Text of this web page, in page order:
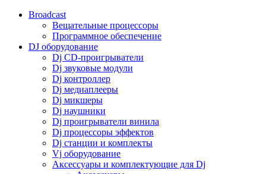
Broadcast
Вещательные процессоры
Программное обеспечение
DJ оборудование
Dj CD-проигрыватели
Dj звуковые модули
Dj контроллер
Dj медиаплееры
Dj микшеры
Dj наушники
Dj проигрыватели винила
Dj процессоры эффектов
Dj станции и комплекты
Vj оборудование
Аксессуары и комплектующие для Dj